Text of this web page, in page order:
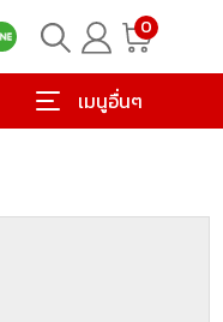
0
เมนูอื่นๆ